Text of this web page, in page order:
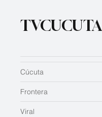
TVCUCUTA
Cúcuta
Frontera
Viral